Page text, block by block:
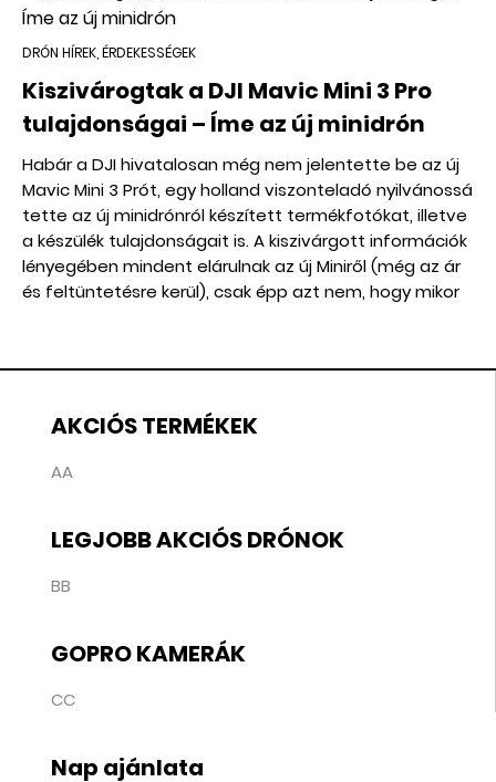
DRÓN HÍREK, ÉRDEKESSÉGEK
Kiszivárogtak a DJI Mavic Mini 3 Pro
tulajdonságai – Íme az új minidrón
Habár a DJI hivatalosan még nem jelentette be az új
Mavic Mini 3 Prót, egy holland viszonteladó nyilvánossá
tette az új minidrónról készített termékfotókat, illetve
a készülék tulajdonságait is. A kiszivárgott információk
lényegében mindent elárulnak az új Miniről (még az ár
és feltüntetésre kerül), csak épp azt nem, hogy mikor
AKCIÓS TERMÉKEK
AA
LEGJOBB AKCIÓS DRÓNOK
BB
GOPRO KAMERÁK
CC
Nap ajánlata